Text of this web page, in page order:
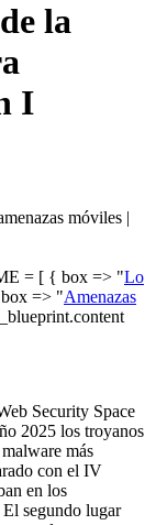
la
I
móviles |
= [ { box => "Lo
=> "Amenazas
Security Space
2025 los troyanos
más
con el IV
en los
segundo lugar